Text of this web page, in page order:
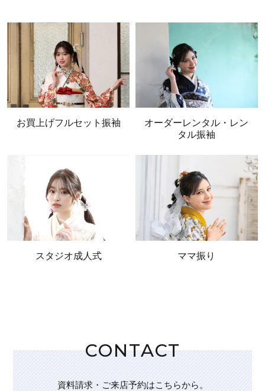
お買上げフルセット振袖
オーダーレンタル・レン
タル振袖
スタジオ成人式 ママ振り
CONTACT
資料請求・ご来店予約はこちらから。